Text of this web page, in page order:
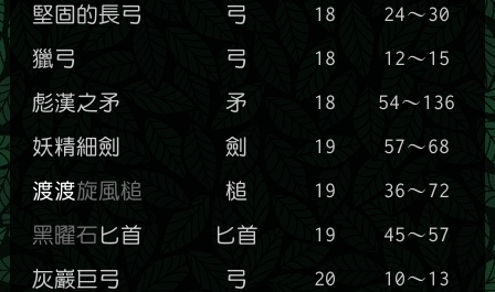
堅固的長弓
弓 18
24～30
獵弓
弓 18
12～15
彪漢之矛
矛 18
54～136
妖精細劍
劍 19
57～68
渡渡旋風槌 槌 19
36～72
黑曜石匕首 匕首 19
45～57
灰巖巨弓
弓 20
10～13